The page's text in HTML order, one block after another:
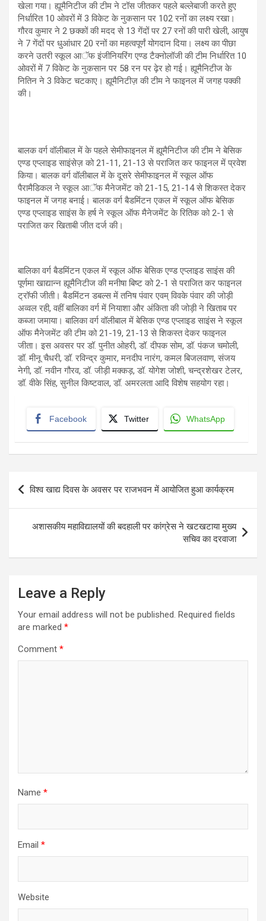
खेला गया। ह्यूमैनिटीज की टीम ने टॉस जीतकर पहले बल्लेबाजी करते हुए
निर्धारित 10 ओवरों में 3 विकेट के नुकसान पर 102 रनों का लक्ष्य रखा।
गौरव कुमार ने 2 छक्कों की मदद से 13 गेंदों पर 27 रनों की पारी खेली, आयुष
ने 7 गेंदों पर धुआंधार 20 रनों का महत्वपूर्णं योगदान दिया। लक्ष्य का पीछा
करने उतरी स्कूल आॅफ इंजीनियरिंग एण्ड टैक्नोलॉजी की टीम निर्धारित 10
ओवरों में 7 विकेट के नुकसान पर 58 रन पर ढ़ेर हो गई। ह्यूमैनिटीज के
नितिन ने 3 विकेट चटकाए। ह्यूमैनिटीज़ की टीम ने फाइनल में जगह पक्की
की।
बालक वर्ग वॉलीबाल में के पहले सेमीफाइनल में ह्यूमैनिटीज की टीम ने बेसिक
एण्ड एप्लाइड साइंसेज़ को 21-11, 21-13 से पराजित कर फाइनल में प्रवेश
किया। बालक वर्ग वॉलीबाल में के दूसरे सेमीफाइनल में स्कूल ऑफ
पैरामैडिकल ने स्कूल आॅफ मैनेजमेंट को 21-15, 21-14 से शिकस्त देकर
फाइनल में जगह बनाई। बालक वर्ग बैडमिंटन एकल में स्कूल ऑफ बेसिक
एण्ड एप्लाइड साइंस के हर्ष ने स्कूल ऑफ मैनेजमेंट के रितिक को 2-1 से
पराजित कर खिताबी जीत दर्ज की।
बालिका वर्ग बैडमिंटन एकल में स्कूल ऑफ बेसिक एण्ड एप्लाइड साइंस की
पूर्णमा खाद्यान्न ह्यूमैनिटीज की मनीषा बिष्ट को 2-1 से पराजित कर फाइनल
ट्रॉफी जीती। बैडमिंटन डबल्स में तनिष पंवार एवम् विवके पंवार की जोड़ी
अव्वल रही, वहीं बालिका वर्ग में नियाशा और अंकिता की जोड़ी ने खिताब पर
कब्जा जमाया। बालिका वर्ग वॉलीबाल में बेसिक एण्ड एप्लाइड साइंस ने स्कूल
ऑफ मैनेजमेंट की टीम को 21-19, 21-13 से शिकस्त देकर फाइनल
जीता। इस अवसर पर डॉ. पुनीत ओहरी, डॉ. दीपक सोम, डॉ. पंकज चमोली,
डॉ. मीनू चैधरी, डॉ. रविन्द्र कुमार, मनदीप नारंग, कमल बिजलवाण, संजय
नेगी, डॉ. नवीन गौरव, डॉ. जीड़ी मक्कड़, डॉ. योगेश जोशी, चन्द्रशेखर टेलर,
डॉ. वीके सिंह, सुनील किष्टवाल, डॉ. अमरलता आदि विशेष सहयोग रहा।
Facebook Twitter WhatsApp
Post
navigation
विश्व खाद्य दिवस के अवसर पर राजभवन में आयोजित हुआ कार्यक्रम
अशासकीय महाविद्यालयों की बदहाली पर कांग्रेस ने खटखटाया मुख्य
सचिव का दरवाजा
Leave a Reply
Your email address will not be published. Required fields
are marked *
Comment *
Name *
Email *
Website